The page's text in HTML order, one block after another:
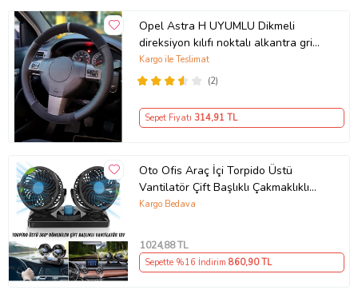
Opel Astra H UYUMLU Dikmeli
direksiyon kılıfı noktalı alkantra gri
yüzüklü ( 38×10.5CM )
(2)
Kargo ile Teslimat
Sepet Fiyatı 314,91 TL
Oto Ofis Araç İçi Torpido Üstü
Vantilatör Çift Başlıklı Çakmaklıklı
Soğutucu Fan 360° Dönebilen 12V
Kargo Bedava
1024,88 TL
Sepette %16 İndirim 860,90 TL